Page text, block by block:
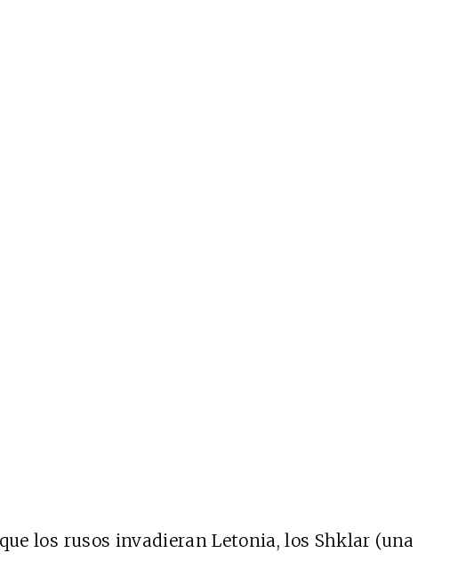
los rusos invadieran Letonia, los Shklar (una